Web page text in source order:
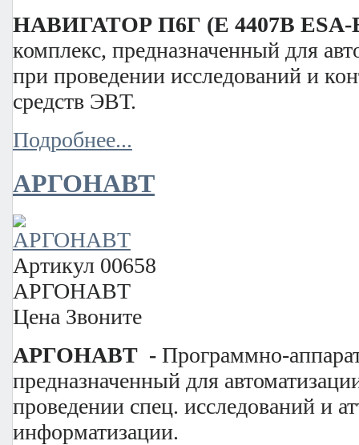
НАВИГАТОР П6Г (E 4407В
комплекс, предназначенный для
при проведении исследований и
средств ЭВТ.
Подробнее...
АРГОНАВТ
Артикул 00658
АРГОНАВТ
Цена Звоните
АРГОНАВТ - Программно-
предназначенный для
проведении спец. исследований и
информатизации.